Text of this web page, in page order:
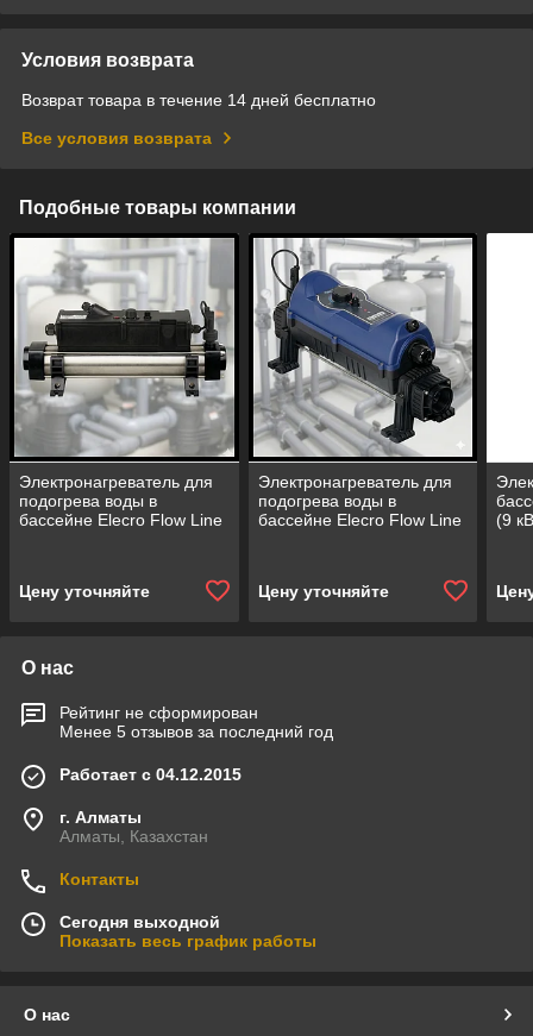
Условия возврата
Возврат товара в течение 14 дней бесплатно
Все условия возврата
Подобные товары компании
Электронагреватель для
подогрева воды в
бассейне Elecro Flow Line
Цену уточняйте
Электронагреватель для
подогрева воды в
бассейне Elecro Flow Line
Цену уточняйте
(9
О нас
Рейтинг не сформирован
Менее 5 отзывов за последний год
Работает с 04.12.2015
г. Алматы
Алматы, Казахстан
Контакты
Сегодня выходной
Показать весь график работы
О нас